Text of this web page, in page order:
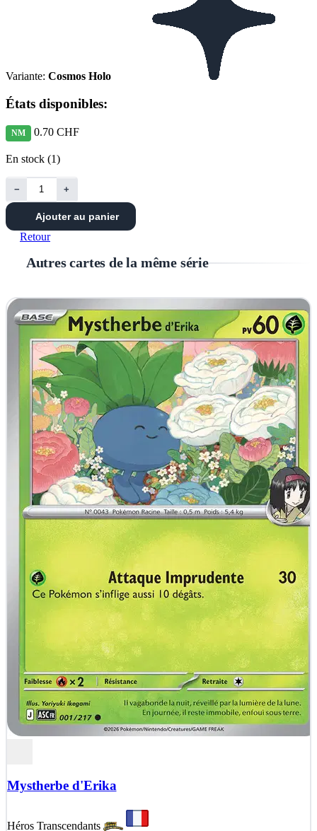
Variante: Cosmos Holo
États disponibles:
NM 0.70 CHF
En stock (1)
− +
Ajouter au panier
Retour
Autres cartes de la même série
Mystherbe d'Erika
Héros Transcendants